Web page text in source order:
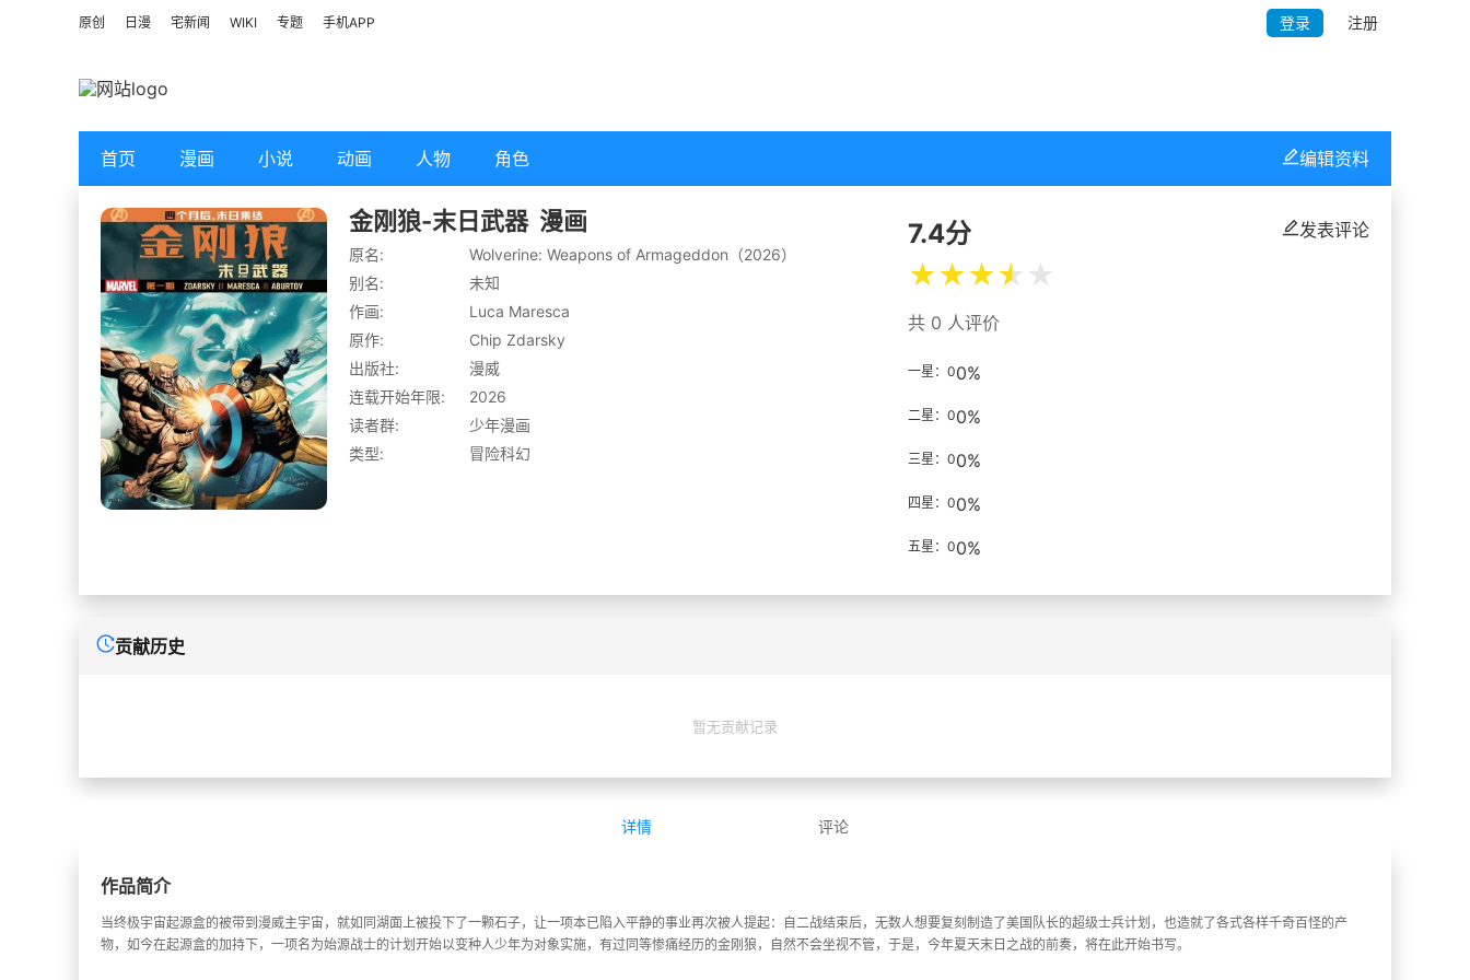
原创 日漫 宅新闻 WIKI 专题 手机APP 登录 注册
首页 漫画 小说 动画 人物 角色
金刚狼-末日武器 漫画
原名:
Wolverine: Weapons of Armageddon（2026）
别名:
未知
作画:
Luca Maresca
原作:
Chip Zdarsky
出版社:
漫威
连载开始年限:
2026
读者群:
少年漫画
类型:
冒险科幻
发表评论
7.4分
★★★★ ★
共 0 人评价
一星：00%
二星：00%
三星：00%
四星：00%
五星：00%
编辑资料
贡献历史
暂无贡献记录
详情 评论
作品简介
当终极宇宙起源盒的被带到漫威主宇宙，就如同湖面上被投下了一颗石子，让一项本已陷入平静的事业再次被人提起：自二战结束后，无数人想要复刻制造了美国队长的超级士兵计划，也造就了各式各样千奇百怪的产
物，如今在起源盒的加持下，一项名为始源战士的计划开始以变种人少年为对象实施，有过同等惨痛经历的金刚狼，自然不会坐视不管，于是，今年夏天末日之战的前奏，将在此开始书写。